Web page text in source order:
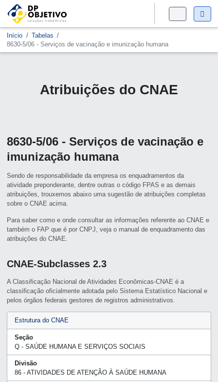
Início
Tabelas
8630-5/06 - Serviços de vacinação e imunização humana
Atribuições do CNAE
8630-5/06 - Serviços de vacinação e
imunização humana
Sendo de responsabilidade da empresa os enquadramentos da
atividade preponderante, dentre outras o código FPAS e as demais
atribuições, trouxemos abaixo uma sugestão de atribuições completas
sobre o CNAE acima.
Para saber como e onde consultar as informações referente ao CNAE e
também o FAP que é por CNPJ, veja o manual de enquadramento das
atribuições do CNAE.
CNAE-Subclasses 2.3
A Classificação Nacional de Atividades Econômicas-CNAE é a
classificação oficialmente adotada pelo Sistema Estatístico Nacional e
pelos órgãos federais gestores de registros administrativos.
Estrutura do CNAE
Seção
Q - SAÚDE HUMANA E SERVIÇOS SOCIAIS
Divisão
86 - ATIVIDADES DE ATENÇÃO À SAÚDE HUMANA